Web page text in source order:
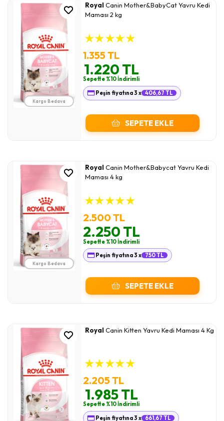
Kargo Bedava
Royal Canin Mother&BabyCat Yavru Kedi
Maması 2 kg
★★★★★
1.355 TL
1.220 TL
Sepette %10 İndirimli
Peşin fiyatına 3 x 406,67 TL
SEPETE EKLE
Kargo Bedava
Royal Canin Mother&Babycat Yavru Kedi
Maması 4 kg
★★★★★
2.500 TL
2.250 TL
Sepette %10 İndirimli
Peşin fiyatına 3 x
750 TL
SEPETE EKLE
Royal Canin Kitten Yavru Kedi Maması 4 Kg
★★★★★
2.205 TL
1.985 TL
Sepette %10 İndirimli
Peşin fiyatına 3 x
661,67 TL